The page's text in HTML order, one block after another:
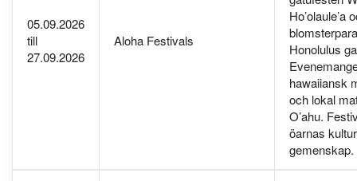
05.09.2026
till
27.09.2026
Aloha Festivals
Ho’olaule’a
Honolulus
hawaiiansk
och lokal
O’ahu.
öarnas
gemenskap.